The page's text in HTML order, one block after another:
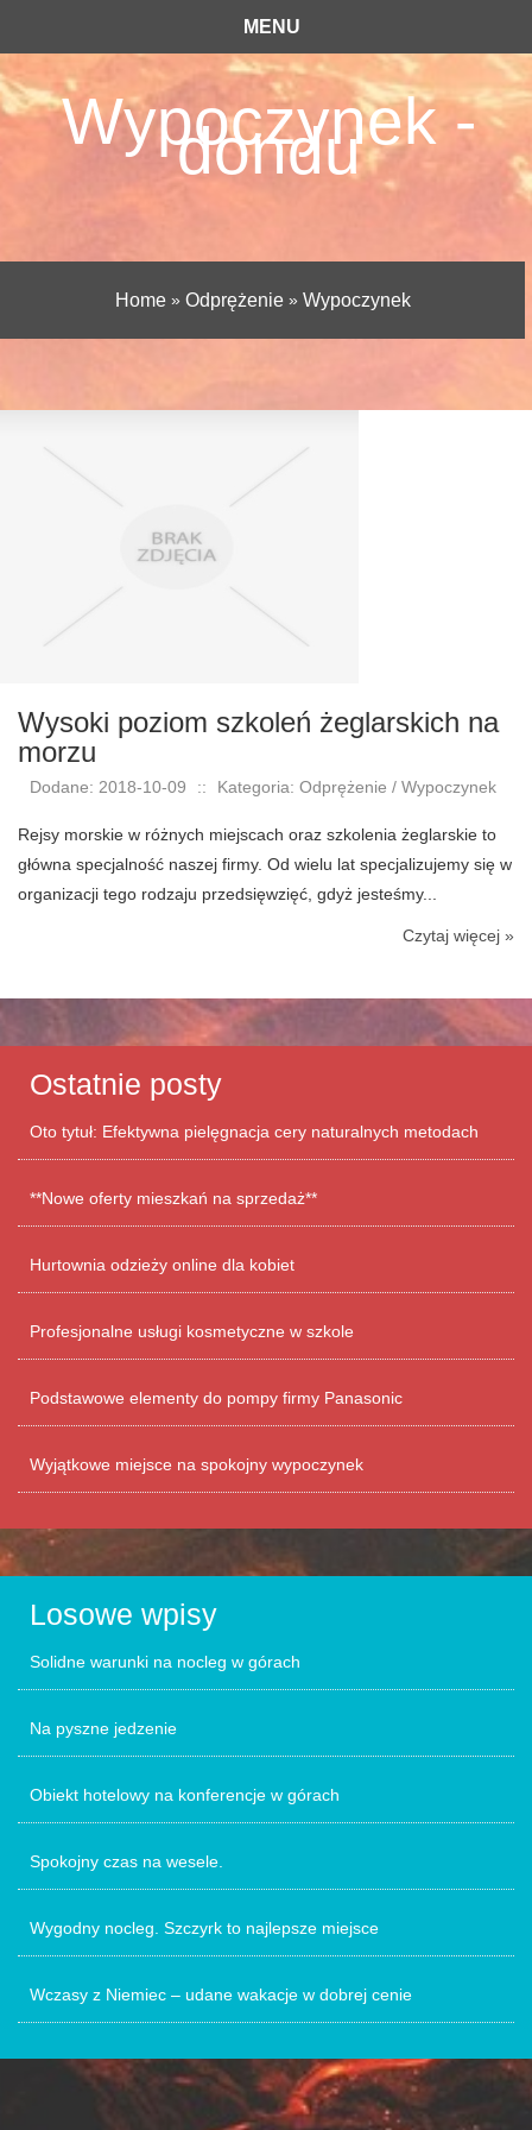
MENU
Wypoczynek -
dondu
Home» Odprężenie» Wypoczynek
Wysoki poziom szkoleń żeglarskich na
morzu
Dodane: 2018-10-09 :: Kategoria: Odprężenie / Wypoczynek
Rejsy morskie w różnych miejscach oraz szkolenia żeglarskie to
główna specjalność naszej firmy. Od wielu lat specjalizujemy się w
organizacji tego rodzaju przedsięwzięć, gdyż jesteśmy...
Czytaj więcej »
Ostatnie posty
Oto tytuł: Efektywna pielęgnacja cery naturalnych metodach
**Nowe oferty mieszkań na sprzedaż**
Hurtownia odzieży online dla kobiet
Profesjonalne usługi kosmetyczne w szkole
Podstawowe elementy do pompy firmy Panasonic
Wyjątkowe miejsce na spokojny wypoczynek
Losowe wpisy
Solidne warunki na nocleg w górach
Na pyszne jedzenie
Obiekt hotelowy na konferencje w górach
Spokojny czas na wesele.
Wygodny nocleg. Szczyrk to najlepsze miejsce
Wczasy z Niemiec – udane wakacje w dobrej cenie